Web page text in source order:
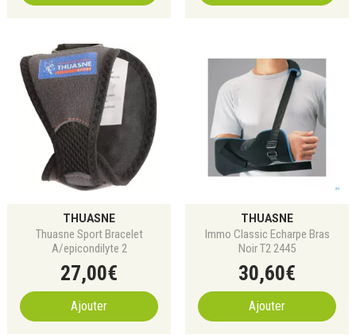
THUASNE
Thuasne Sport Bracelet
A/epicondilyte 2
27,00€
Ajouter
THUASNE
Immo Classic Echarpe Bras
Noir T2 2445
30,60€
Ajouter